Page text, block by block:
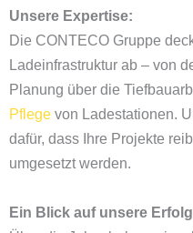
Unsere Expertise:
Die CONTECO Gruppe
Ladeinfrastruktur ab – von
Planung über die
Pflege von Ladestationen.
dafür, dass Ihre Projekte
umgesetzt werden.
Ein Blick auf unsere